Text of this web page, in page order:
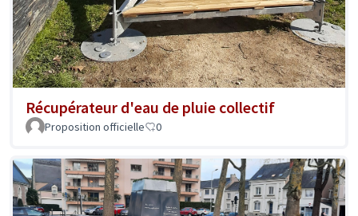
Récupérateur d'eau de pluie collectif
Proposition officielle 0